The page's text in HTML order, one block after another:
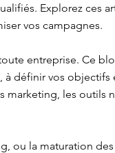
Explorez ces
vos campagnes.
entreprise. Ce
définir vos
marketing, les
ou la maturation